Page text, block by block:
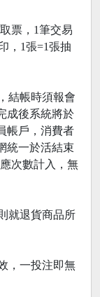
票，1筆交易
，1張=1張抽
結帳時須報會
成後系統將於
帳戶，消費者
統一於活結束
次數計入，無
就退貨商品所
，一投注即無